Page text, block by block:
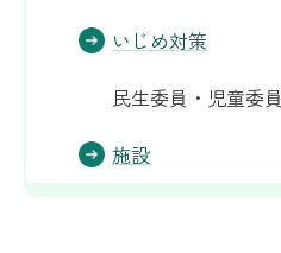
いじめ対策
民生委員・児童委員
施設